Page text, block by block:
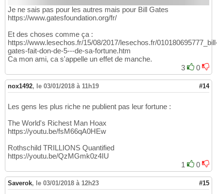
Je ne sais pas pour les autres mais pour Bill Gates
https://www.gatesfoundation.org/fr/
Et des choses comme ça :
https://www.lesechos.fr/15/08/2017/lesechos.fr/
gates-fait-don-de-5---de-sa-fortune.htm
Ca mon ami, ca s'appelle un effet de manche.
3
0
nox1492, le 03/01/2018 à 11h19 #14
Les gens les plus riche ne publient pas leur fortune :
The World's Richest Man Hoax
https://youtu.be/fsM66qA0HEw
Rothschild TRILLIONS Quantified
https://youtu.be/QzMGmk0z4IU
1
0
Saverok, le 03/01/2018 à 12h23 #15